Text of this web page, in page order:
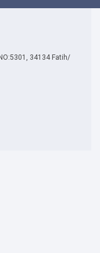
34134 Fatih/